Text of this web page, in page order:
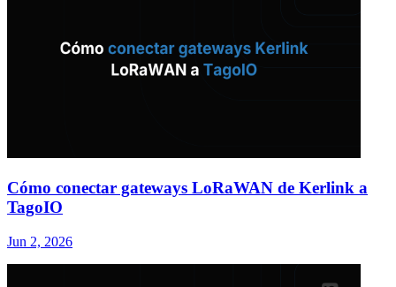
Cómo conectar gateways LoRaWAN de Kerlink a
TagoIO
Jun 2, 2026